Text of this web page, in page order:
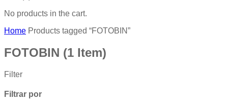
No products in the cart.
Home Products tagged “FOTOBIN”
FOTOBIN (1 Item)
Filter
Filtrar por